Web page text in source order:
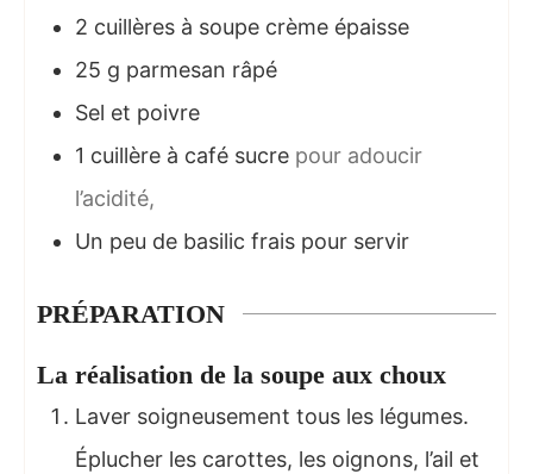
2 cuillères à soupe crème épaisse
25 g parmesan râpé
Sel et poivre
1 cuillère à café sucre pour adoucir
l’acidité,
Un peu de basilic frais pour servir
PRÉPARATION
La réalisation de la soupe aux choux
Laver soigneusement tous les légumes.
Éplucher les carottes, les oignons, l’ail et